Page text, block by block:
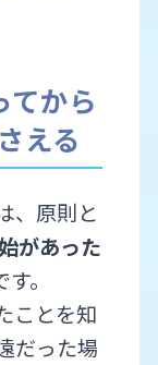
てから
える
、原則と
があった
す。
ことを知
だった場